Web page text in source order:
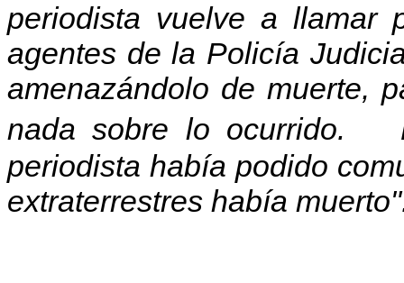
periodista vuelve a llamar
agentes de la Policía
amenazándolo de muerte,
nada sobre lo ocurrido.
periodista había podido
extraterrestres había